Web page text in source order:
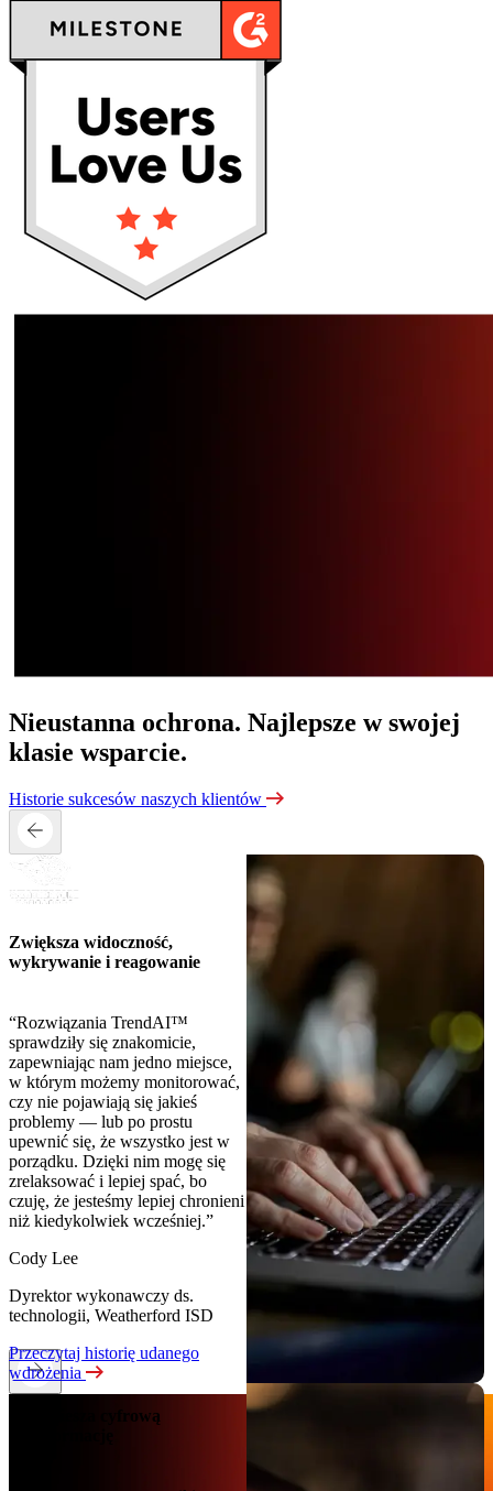
Nieustanna ochrona. Najlepsze w swojej
klasie wsparcie.
Historie sukcesów naszych klientów
Zwiększa widoczność,
wykrywanie i reagowanie
“Rozwiązania TrendAI™
sprawdziły się znakomicie,
zapewniając nam jedno miejsce,
w którym możemy monitorować,
czy nie pojawiają się jakieś
problemy — lub po prostu
upewnić się, że wszystko jest w
porządku. Dzięki nim mogę się
zrelaksować i lepiej spać, bo
czuję, że jesteśmy lepiej chronieni
niż kiedykolwiek wcześniej.”
Cody Lee
Dyrektor wykonawczy ds.
technologii, Weatherford ISD
Przeczytaj historię udanego
wdrożenia
Przyspiesza cyfrową